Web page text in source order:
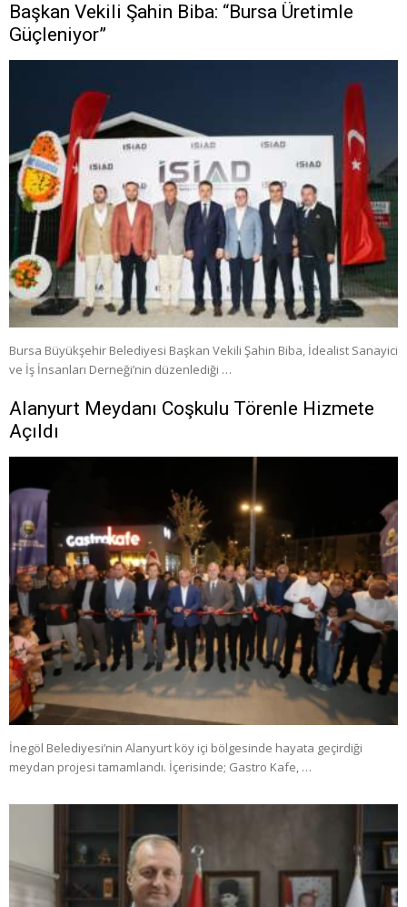
Başkan Vekili Şahin Biba: “Bursa Üretimle
Güçleniyor”
Bursa Büyükşehir Belediyesi Başkan Vekili Şahin Biba, İdealist Sanayici
ve İş İnsanları Derneği’nin düzenlediği …
Alanyurt Meydanı Coşkulu Törenle Hizmete
Açıldı
İnegöl Belediyesi’nin Alanyurt köy içi bölgesinde hayata geçirdiği
meydan projesi tamamlandı. İçerisinde; Gastro Kafe, …